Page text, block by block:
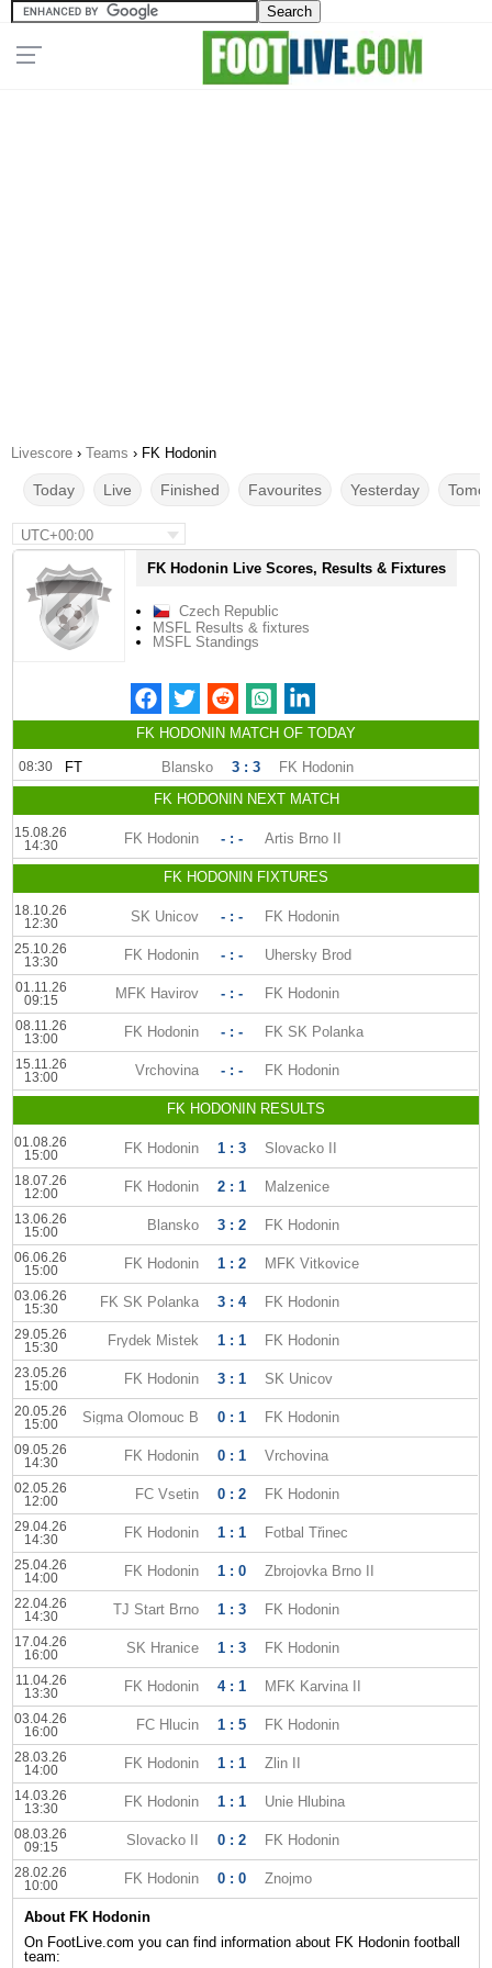
Livescore › Teams › FK Hodonin
Today Live Finished Favourites Yesterday
UTC+00:00
FK Hodonin Live Scores, Results & Fixtures
Czech Republic
MSFL Results & fixtures
MSFL Standings
FK HODONIN MATCH OF TODAY
08:30 FT Blansko 3 : 3
FK Hodonin
FK HODONIN NEXT MATCH
15.08.26
14:30
FK Hodonin - : - Artis Brno II
FK HODONIN FIXTURES
18.10.26
12:30
SK Unicov - : - FK Hodonin
25.10.26
13:30
FK Hodonin - : - Uhersky Brod
01.11.26
09:15
MFK Havirov - : - FK Hodonin
08.11.26
13:00
FK Hodonin - : - FK SK Polanka
15.11.26
13:00
Vrchovina - : - FK Hodonin
FK HODONIN RESULTS
01.08.26
15:00
FK Hodonin 1 : 3 Slovacko II
18.07.26
12:00
FK Hodonin 2 : 1 Malzenice
13.06.26
15:00
Blansko 3 : 2 FK Hodonin
06.06.26
15:00
FK Hodonin 1 : 2 MFK Vitkovice
03.06.26
15:30
FK SK Polanka 3 : 4 FK Hodonin
29.05.26
15:30
Frydek Mistek 1 : 1 FK Hodonin
23.05.26
15:00
FK Hodonin 3 : 1 SK Unicov
20.05.26
15:00
Sigma Olomouc B 0 : 1 FK Hodonin
09.05.26
14:30
FK Hodonin 0 : 1 Vrchovina
02.05.26
12:00
FC Vsetin 0 : 2 FK Hodonin
29.04.26
14:30
FK Hodonin 1 : 1 Fotbal Třinec
25.04.26
14:00
FK Hodonin 1 : 0 Zbrojovka Brno II
22.04.26
14:30
TJ Start Brno 1 : 3 FK Hodonin
17.04.26
16:00
SK Hranice 1 : 3 FK Hodonin
11.04.26
13:30
FK Hodonin 4 : 1 MFK Karvina II
03.04.26
16:00
FC Hlucin 1 : 5 FK Hodonin
28.03.26
14:00
FK Hodonin 1 : 1 Zlin II
14.03.26
13:30
FK Hodonin 1 : 1 Unie Hlubina
08.03.26
09:15
Slovacko II 0 : 2 FK Hodonin
28.02.26
10:00
FK Hodonin 0 : 0 Znojmo
About FK Hodonin
On FootLive.com you can find information about FK Hodonin football
team: